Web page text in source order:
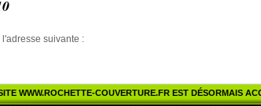
suivante :
WWW.ROCHETTE-COUVERTURE.FR EST DÉSORMAIS